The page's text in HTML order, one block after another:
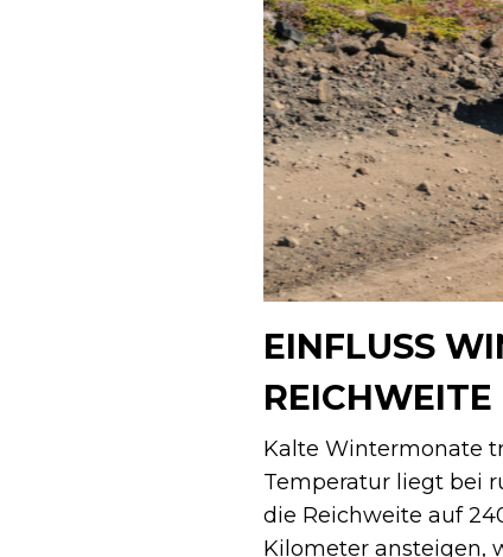
EINFLUSS
REICHWEITE
Kalte Wintermonate
Temperatur liegt bei
die Reichweite auf
Kilometer ansteigen,